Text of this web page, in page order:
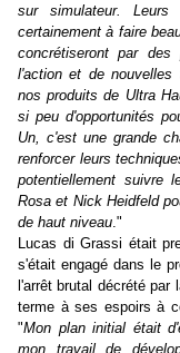
sur simulateur. Leurs
certainement à faire
concrétiseront par des
l'action et de nouvelles
nos produits de Ultra
si peu d'opportunités
Un, c'est une grande
renforcer leurs
potentiellement suivre
Rosa et Nick Heidfeld
de haut niveau."
Lucas di Grassi était
s'était engagé dans le
l'arrêt brutal décrété
terme à ses espoirs à
"Mon plan initial était
mon travail de